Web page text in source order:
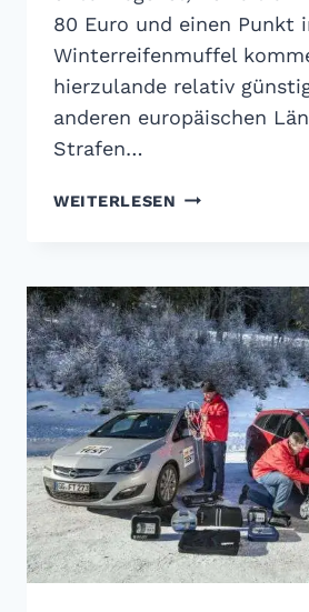
80 Euro und einen Punkt
Winterreifenmuffel
hierzulande relativ
anderen europäischen
Strafen…
WEITERLESEN SOMMERREIFEN
ZU
5.000
EUR
BUSSGELD I
M A
USLAND!